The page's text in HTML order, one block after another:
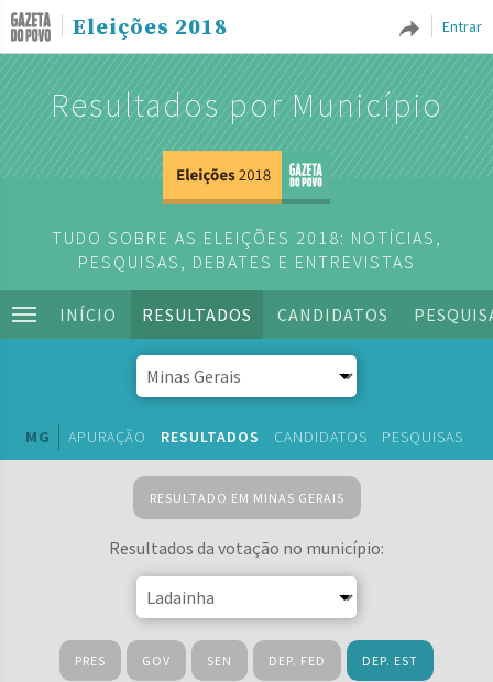
Entrar
Eleições 2018
Resultados por Município
TUDO SOBRE AS ELEIÇÕES 2018: NOTÍCIAS,
PESQUISAS, DEBATES E ENTREVISTAS
INÍCIO RESULTADOS CANDIDATOS
MG APURAÇÃO RESULTADOS CANDIDATOS PESQUISAS
RESULTADO EM MINAS GERAIS
Resultados da votação no município:
PRES GOV SEN DEP. FED DEP. EST